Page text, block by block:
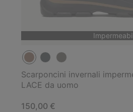
Scarponcini invernali
LACE da uomo
Regular price:
150,00 €